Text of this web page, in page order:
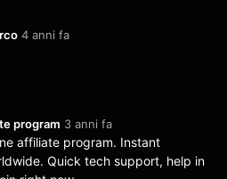
4 anni fa
program 3 anni fa
affiliate program. Instant
Quick tech support, help in